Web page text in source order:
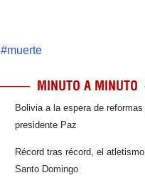
#muerte
MINUTO A MINUTO
Bolivia a la espera de
presidente Paz
Récord tras récord, el
Santo Domingo